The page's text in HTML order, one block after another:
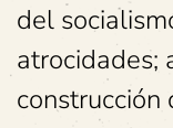
del
atrocidades;
construcción